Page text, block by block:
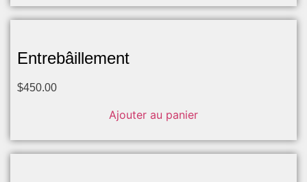
Entrebâillement
$450.00
Ajouter au panier